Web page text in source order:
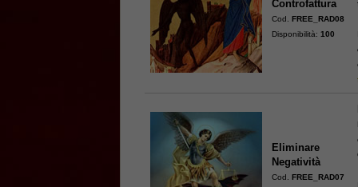
Controfattura
Cod.FREE_RAD08
Disponibilità:100
Eliminare
Negatività
Cod.FREE_RAD07